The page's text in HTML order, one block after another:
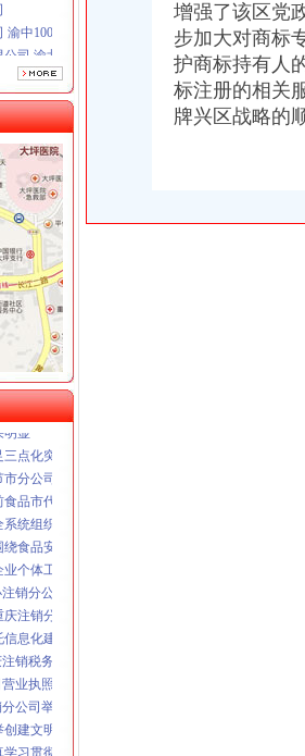
中100万 （进出口权）
司 渝北100万 （进出口权）
九50万 （工商注册）
50万 （工商注册）
限公司
用信息化岗位大练抽考和竞赛正式开考
商所五项措施推进工商所12315分类监管平台应用
施
司大力实施消费安全放心工程
巡视员到渝北局检查指导工作
销分公司工商工作会议精
明显
点化突发事件预防机制
分公司营业执照注销场监管
品市代办注销分公司场监管
统组织人事工作会议
食品安全构筑五道防线
个体工商户代表座谈会
销分公司确保服务发展不滞后
注销分公司检查指导工作
息化建设夯实科学监管基础
销税务文章部署明年市场管理工作
业执照注销抓好信访工作
公司举措促农民增收
建文明广告显成效
习贯彻全市工商行政管理局长会议精和汪洋书记
增强了该区党
步加大对商标
护商标持有人
标注册的相关
牌兴区战略的